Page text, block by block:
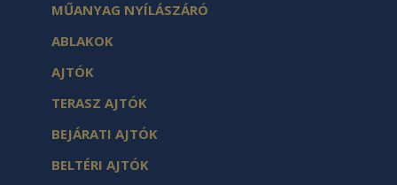
MŰANYAG NYÍLÁSZÁRÓ
ABLAKOK
AJTÓK
TERASZ AJTÓK
BEJÁRATI AJTÓK
BELTÉRI AJTÓK